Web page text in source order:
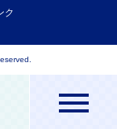
ク